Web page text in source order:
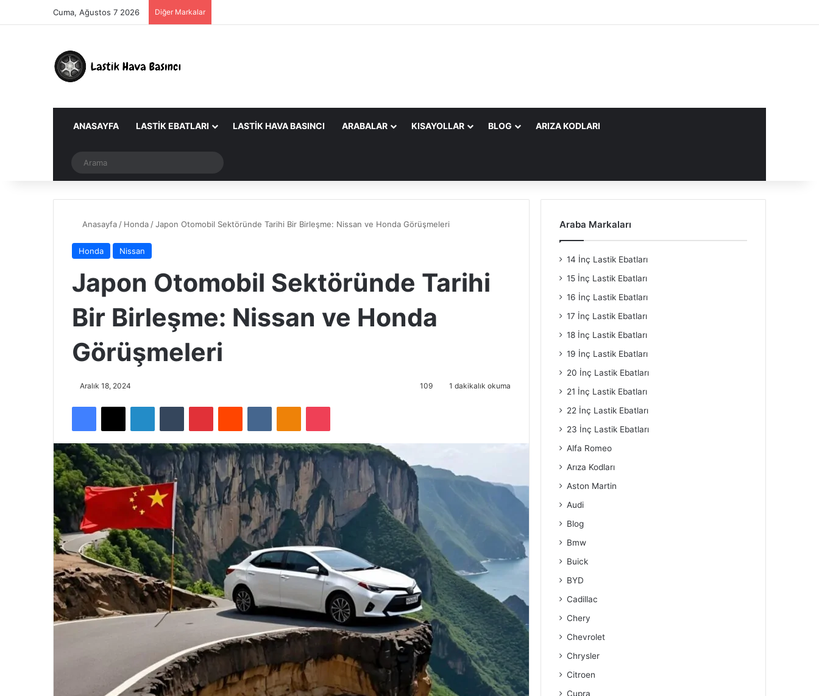
Cuma, Ağustos 7 2026 Diğer Markalar
ANASAYFA LASTIK EBATLARI LASTIK HAVA BASINCI ARABALAR KISAYOLLAR BLOG ARIZA KODLARI
Dış görünümü değiştir
Anasayfa / Honda /Japon Otomobil Sektöründe Tarihi Bir Birleşme: Nissan ve Honda Görüşmeleri
Honda Nissan
Japon Otomobil Sektöründe Tarihi
Bir Birleşme: Nissan ve Honda
Görüşmeleri
Aralık 18, 2024 109 1 dakikalık okuma
Facebook
X LinkedInTumblr PinterestReddit VKontakteOdnoklassniki
Pocket
Araba Markaları
14 İnç Lastik Ebatları
15 İnç Lastik Ebatları
16 İnç Lastik Ebatları
17 İnç Lastik Ebatları
18 İnç Lastik Ebatları
19 İnç Lastik Ebatları
20 İnç Lastik Ebatları
21 İnç Lastik Ebatları
22 İnç Lastik Ebatları
23 İnç Lastik Ebatları
Alfa Romeo
Arıza Kodları
Aston Martin
Audi
Blog
Bmw
Buick
BYD
Cadillac
Chery
Chevrolet
Chrysler
Citroen
Cupra